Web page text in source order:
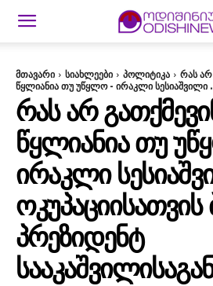
მთავარი სიახლეები პოლიტიკა
რას არ
წყლიანია თუ უწყლო - ირაკლი სესიაშვილი
ᲠᲐᲡ ᲐᲠ
ᲬᲧᲚᲘᲐᲜᲘᲐ ᲗᲣ
ᲘᲠᲐᲙᲚᲘ
ᲞᲠᲔᲖᲘᲓᲔᲜᲢ